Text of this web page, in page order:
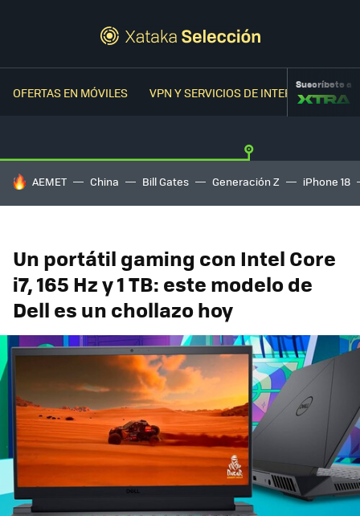
OFERTAS EN MÓVILES VPN Y SERVICIOS DE INTERNETSuscríbete a
HOY SE HABLA DE
AEMET China Bill Gates Generación Z iPhone 18
Un portátil gaming con Intel Core
i7, 165 Hz y 1 TB: este modelo de
Dell es un chollazo hoy